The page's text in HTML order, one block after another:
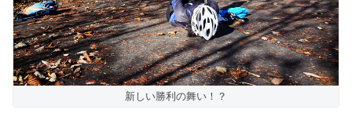
新しい勝利の舞い！？